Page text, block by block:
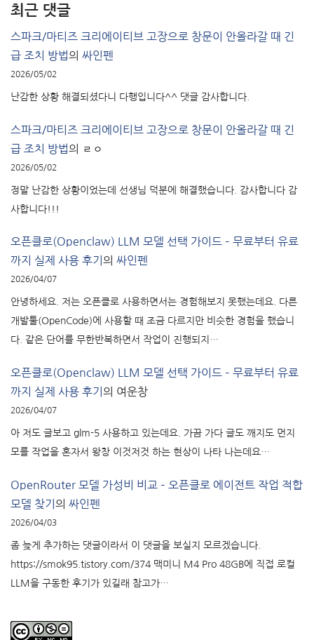
최근 댓글
스파크/마티즈 크리에이티브 고장으로 창문이 안올라갈 때 긴
급 조치 방법의 싸인펜
2026/05/02
난감한 상황 해결되셨다니 다행입니다^^ 댓글 감사합니다.
스파크/마티즈 크리에이티브 고장으로 창문이 안올라갈 때 긴
급 조치 방법의 ㄹㅇ
2026/05/02
정말 난감한 상황이었는데 선생님 덕분에 해결했습니다. 감사합니다 감
사합니다!!!
오픈클로(Openclaw) LLM 모델 선택 가이드 – 무료부터 유료
까지 실제 사용 후기 의 싸인펜
2026/04/07
안녕하세요. 저는 오픈클로 사용하면서는 경험해보지 못했는데요. 다른
개발툴(OpenCode)에 사용할 때 조금 다르지만 비슷한 경험을 했습니
다. 같은 단어를 무한반복하면서 작업이 진행되지…
오픈클로(Openclaw) LLM 모델 선택 가이드 – 무료부터 유료
까지 실제 사용 후기 의 여운창
2026/04/07
아 저도 글보고 glm-5 사용하고 있는데요. 가끔 가다 글도 깨지도 먼지
모를 작업을 혼자서 왕창 이것저것 하는 현상이 나타 나는데요…
OpenRouter 모델 가성비 비교 – 오픈클로 에이전트 작업 적합
모델 찾기 의 싸인펜
2026/04/03
좀 늦게 추가하는 댓글이라서 이 댓글을 보실지 모르겠습니다.
https://smok95.tistory.com/374 맥미니 M4 Pro 48GB에 직접 로컬
LLM을 구동한 후기가 있길래 참고가…